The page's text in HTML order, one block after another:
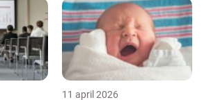
11 april 2026